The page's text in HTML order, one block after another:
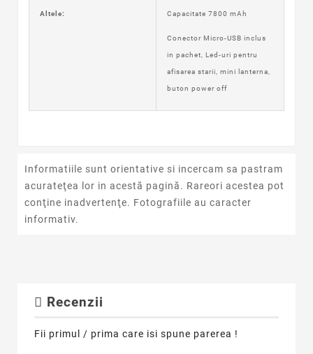
Altele: Capacitate 7800 mAh
Conector Micro-USB inclus
in pachet, Led-uri pentru
afisarea starii, mini lanterna,
buton power off
Informatiile sunt orientative si incercam sa pastram
acurateţea lor in acestă pagină. Rareori acestea pot
conţine inadvertenţe. Fotografiile au caracter
informativ.
Recenzii
Fii primul / prima care isi spune parerea !